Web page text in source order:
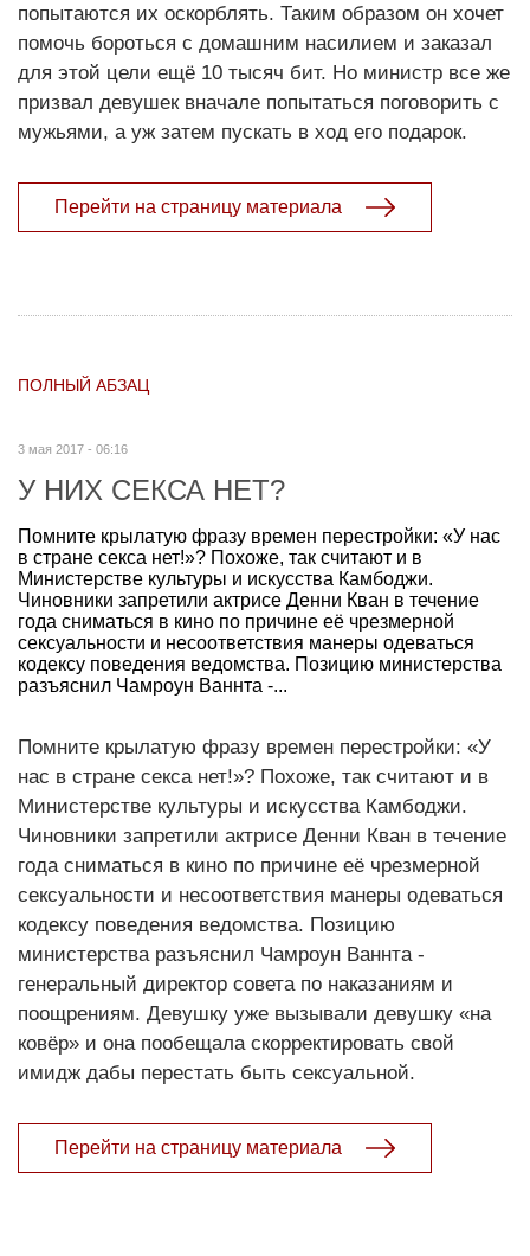
попытаются их оскорблять. Таким образом он хочет
помочь бороться с домашним насилием и заказал
для этой цели ещё 10 тысяч бит. Но министр все же
призвал девушек вначале попытаться поговорить с
мужьями, а уж затем пускать в ход его подарок.
Перейти на страницу материала
ПОЛНЫЙ АБЗАЦ
3 мая 2017 - 06:16
У НИХ СЕКСА НЕТ?
Помните крылатую фразу времен перестройки: «У нас
в стране секса нет!»? Похоже, так считают и в
Министерстве культуры и искусства Камбоджи.
Чиновники запретили актрисе Денни Кван в течение
года сниматься в кино по причине её чрезмерной
сексуальности и несоответствия манеры одеваться
кодексу поведения ведомства. Позицию министерства
разъяснил Чамроун Ваннта -...
Помните крылатую фразу времен перестройки: «У
нас в стране секса нет!»? Похоже, так считают и в
Министерстве культуры и искусства Камбоджи.
Чиновники запретили актрисе Денни Кван в течение
года сниматься в кино по причине её чрезмерной
сексуальности и несоответствия манеры одеваться
кодексу поведения ведомства. Позицию
министерства разъяснил Чамроун Ваннта -
генеральный директор совета по наказаниям и
поощрениям. Девушку уже вызывали девушку «на
ковёр» и она пообещала скорректировать свой
имидж дабы перестать быть сексуальной.
Перейти на страницу материала